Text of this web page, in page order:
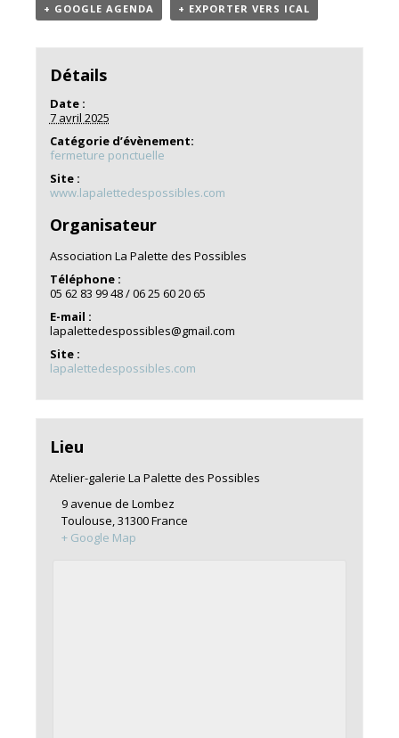
+ GOOGLE AGENDA + EXPORTER VERS ICAL
Détails
Date :
7 avril 2025
Catégorie d’évènement:
fermeture ponctuelle
Site :
www.lapalettedespossibles.com
Organisateur
Association La Palette des Possibles
Téléphone :
05 62 83 99 48 / 06 25 60 20 65
E-mail :
lapalettedespossibles@gmail.com
Site :
lapalettedespossibles.com
Lieu
Atelier-galerie La Palette des Possibles
9 avenue de Lombez
Toulouse,31300France
+ Google Map